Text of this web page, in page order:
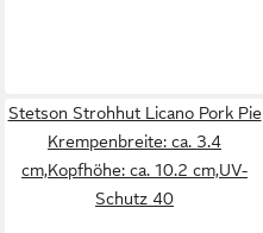
Stetson Strohhut Licano Pork Pie
Krempenbreite: ca. 3.4
cm,Kopfhöhe: ca. 10.2 cm,UV-
Schutz 40